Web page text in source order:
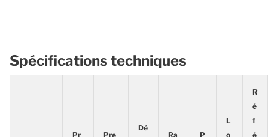
Spécifications techniques
Pr
Pre
Dé
Ra
P
L
o
R
é
f
é